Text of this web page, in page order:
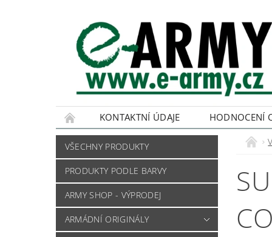
KONTAKTNÍ ÚDAJE HODNOCENÍ
VŠECHNY PRODUKTY
PRODUKTY PODLE BARVY
ARMY SHOP - VÝPRODEJ
ARMÁDNÍ ORIGINÁLY